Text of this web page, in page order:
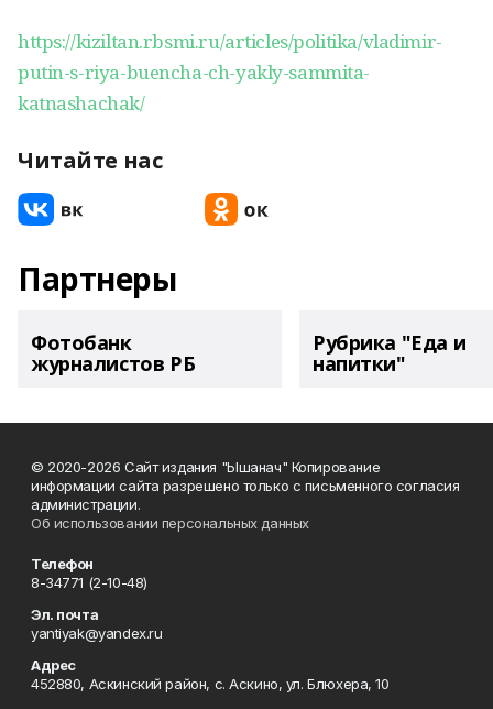
https://kiziltan.rbsmi.ru/articles/politika/vladimir-
putin-s-riya-buencha-ch-yakly-sammita-
katnashachak/
Читайте нас
Партнеры
Фотобанк
журналистов РБ
Рубрика "Еда и
напитки"
© 2020-2026 Сайт издания "Ышанач" Копирование
информации сайта разрешено только с письменного согласия
администрации.
Об использовании персональных данных
Телефон
8-34771 (2-10-48)
Эл. почта
yantiyak@yandex.ru
Адрес
452880, Аскинский район, с. Аскино, ул. Блюхера, 10